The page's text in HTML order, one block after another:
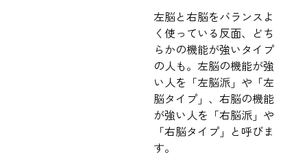
左脳と右脳をバランスよ
く使っている反面、どち
らかの機能が強いタイプ
の人も。左脳の機能が強
い人を「左脳派」や「左
脳タイプ」、右脳の機能
が強い人を「右脳派」や
「右脳タイプ」と呼びま
す。